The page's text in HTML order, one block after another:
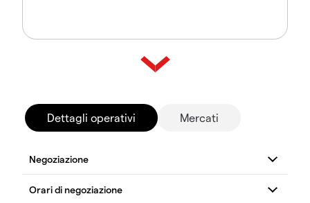
Dettagli operativi Mercati